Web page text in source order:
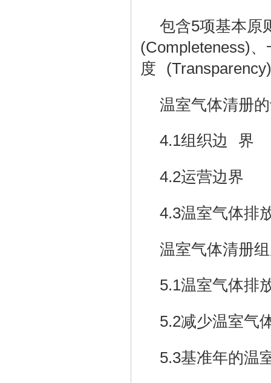
包含5项基本原
(Completeness)、
度 (Transparency)
温室气体清册
4.1组织边 界
4.2运营边界
4.3温室气体排
温室气体清册
5.1温室气体排
5.2减少温室气
5.3基准年的温